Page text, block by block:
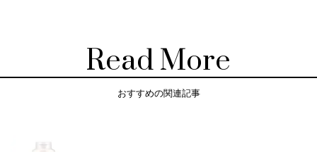
Read More
おすすめの関連記事